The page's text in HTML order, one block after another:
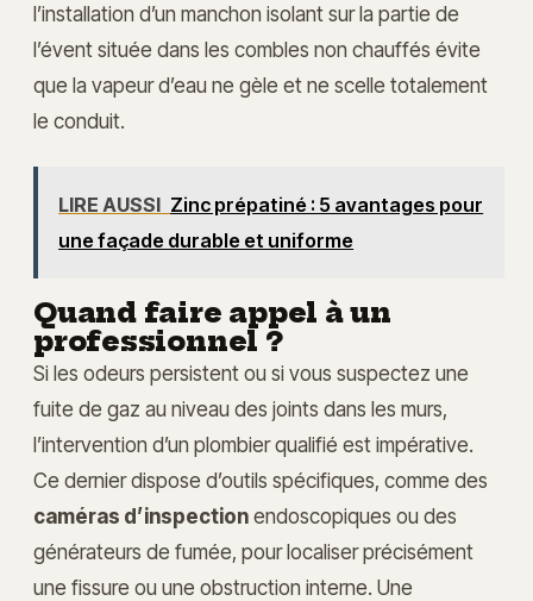
l’installation d’un manchon isolant sur la partie de
l’évent située dans les combles non chauffés évite
que la vapeur d’eau ne gèle et ne scelle totalement
le conduit.
LIRE AUSSI Zinc prépatiné : 5 avantages pour
une façade durable et uniforme
Quand faire appel à un
professionnel ?
Si les odeurs persistent ou si vous suspectez une
fuite de gaz au niveau des joints dans les murs,
l’intervention d’un plombier qualifié est impérative.
Ce dernier dispose d’outils spécifiques, comme des
caméras d’inspectionendoscopiques ou des
générateurs de fumée, pour localiser précisément
une fissure ou une obstruction interne. Une